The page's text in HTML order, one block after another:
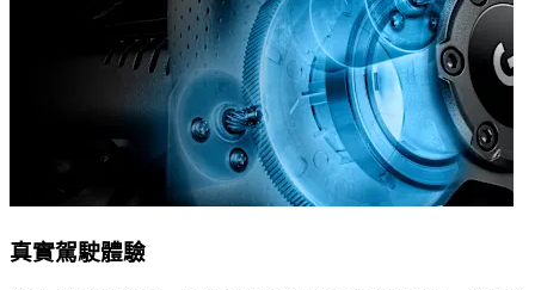
真實駕駛體驗